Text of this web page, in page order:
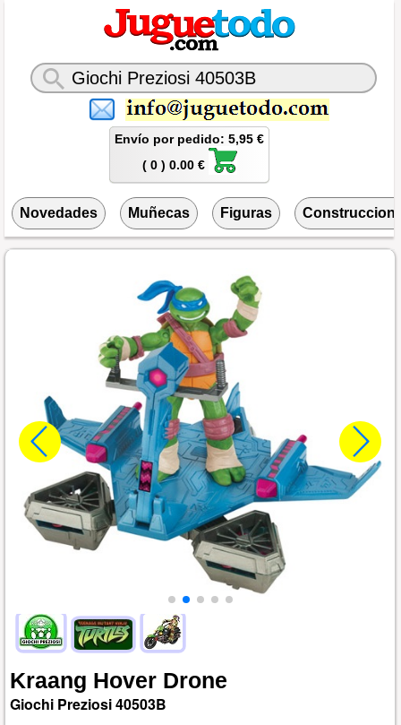
Envío por pedido: 5,95 €
( 0 ) 0.00 €
Novedades Muñecas Figuras
Kraang Hover Drone
Giochi Preziosi40503B